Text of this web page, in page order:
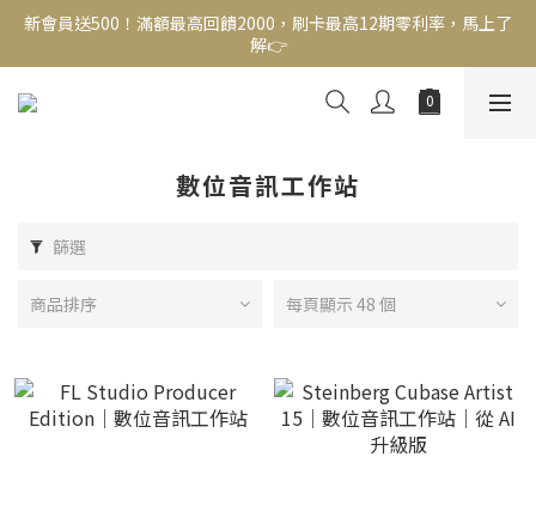
新會員送500！滿額最高回饋2000，刷卡最高12期零利率，馬上了
解👉
結帳頁選zingala銀角零卡分期，輕鬆打包
新會員送500！滿額最高回饋2000，刷卡最高12期零利率，馬上了
數位音訊工作站
篩選
商品排序 每頁顯示 48 個